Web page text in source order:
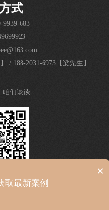
式
9939-683
/ 188-2031-6973【梁先生】
咱们谈谈
巨蜂品牌设计有限公司 |
×
取最新案例